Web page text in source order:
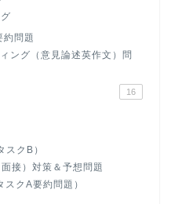
約問題
ング（意見論述英作文）問
16
クB）
接）対策＆予想問題
クA要約問題）